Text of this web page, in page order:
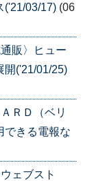
('21/03/17) (06
販〉ヒュー
開('21/01/25)
ＲＤ（ベリ
できる電報な
ェブスト